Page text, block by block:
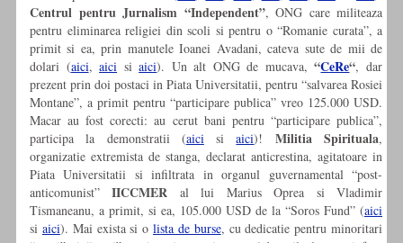
Centrul pentru Jurnalism “Independent”, ONG care militeaza
pentru eliminarea religiei din scoli si pentru o “Romanie curata”, a
primit si ea, prin manutele Ioanei Avadani, cateva sute de mii de
dolari (aici,aici siaici). Un alt ONG de mucava,“CeRe“, dar
prezent prin doi postaci in Piata Universitatii, pentru “salvarea Rosiei
Montane”, a primit pentru “participare publica” vreo 125.000 USD.
Macar au fost corecti: au cerut bani pentru “participare publica”,
participa la demonstratii (aicisiaici)! Militia Spirituala,
organizatie extremista de stanga, declarat anticrestina, agitatoare in
Piata Universitatii si infiltrata in organul guvernamental “post-
anticomunist” IICCMER al lui Marius Oprea si Vladimir
Tismaneanu, a primit, si ea, 105.000 USD de la “Soros Fund” (aici
si aici). Mai exista si olista de burse, cu dedicatie pentru minoritari